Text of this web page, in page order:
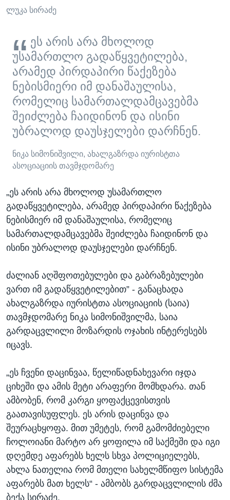
ლუკა სირაძე
ეს არის არა მხოლოდ
უსამართლო გადაწყვეტილება,
არამედ პირდაპირი წაქეზება
ნებისმიერი იმ დანაშაულისა,
რომელიც სამართალდამცავებმა
შეიძლება ჩაიდინონ და ისინი
უბრალოდ დაუსჯელები დარჩნენ.
ნიკა სიმონიშვილი, ახალგაზრდა იურისტთა
ასოციაციის თავმჯდომარე
„ეს არის არა მხოლოდ უსამართლო
გადაწყვეტილება, არამედ პირდაპირი წაქეზება
ნებისმიერ იმ დანაშაულისა, რომელიც
სამართალდამცავებმა შეიძლება ჩაიდინონ და
ისინი უბრალოდ დაუსჯელები დარჩნენ.
ძალიან აღშფოთებულები და გაბრაზებულები
ვართ იმ გადაწყვეტილებით” - განაცხადა
ახალგაზრდა იურისტთა ასოციაციის (საია)
თავმჯდომარე ნიკა სიმონიშვილმა, საია
გარდაცვლილი მოზარდის ოჯახის ინტერესებს
იცავს.
„ეს ჩვენი დაცინვაა, წელიწადნახევარი იჯდა
ციხეში და ამის მეტი არაფერი მომხდარა. თან
ამბობენ, რომ კარგი ყოფაქცევისთვის
გაათავისუფლეს. ეს არის დაცინვა და
შეურაცხყოფა. მით უმეტეს, რომ გამომძიებელი
ჩოლოიანი მარტო არ ყოფილა იმ საქმეში და იგი
დღემდე აფარებს ხელს სხვა პოლიციელებს,
ახლა ნათელია რომ მთელი სახელმწიფო სისტემა
აფარებს მათ ხელს“ - ამბობს გარდაცვლილის ძმა
ბექა სირაძე.